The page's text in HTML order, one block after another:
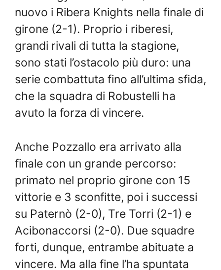
nuovo i Ribera Knights nella finale di
girone (2-1). Proprio i riberesi,
grandi rivali di tutta la stagione,
sono stati l’ostacolo più duro: una
serie combattuta fino all’ultima sfida,
che la squadra di Robustelli ha
avuto la forza di vincere.
Anche Pozzallo era arrivato alla
finale con un grande percorso:
primato nel proprio girone con 15
vittorie e 3 sconfitte, poi i successi
su Paternò (2-0), Tre Torri (2-1) e
Acibonaccorsi (2-0). Due squadre
forti, dunque, entrambe abituate a
vincere. Ma alla fine l’ha spuntata